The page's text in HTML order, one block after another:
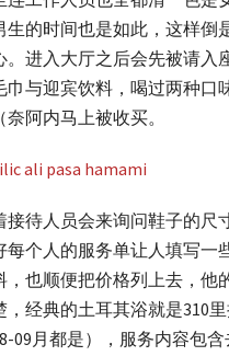
生的时间也是如此，这样倒
。进入大厅之后会先被请入
巾与迎宾饮料，喝过两种口
奈阿内马上被收买。
接待人员会来询问鞋子的尺
每个人的服务单让人填写一
，也顺便把价格列上去，他
，经典的土耳其浴就是310里
09月都是），服务内容包